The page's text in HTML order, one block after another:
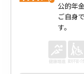
公的年
ご自身
す。